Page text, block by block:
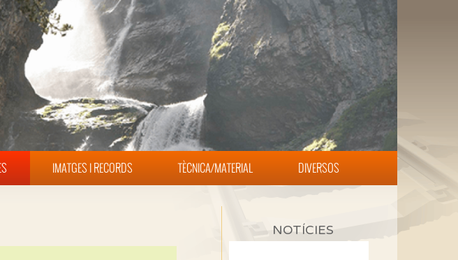
IMATGES I RECORDS TÈCNICA/MATERIAL DIVERSOS
NOTÍCIES